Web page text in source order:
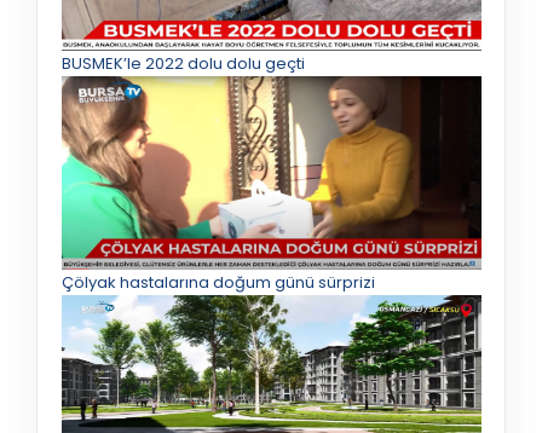
BUSMEK’le 2022 dolu dolu geçti
Çölyak hastalarına doğum günü sürprizi